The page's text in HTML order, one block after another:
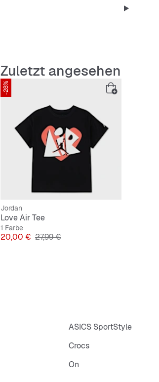
Zuletzt angesehen
-28%
Jordan
Love Air Tee
1 Farbe
Preis
20,00 € Originalpreis
27,99 €
ASICS SportStyle
Crocs
On